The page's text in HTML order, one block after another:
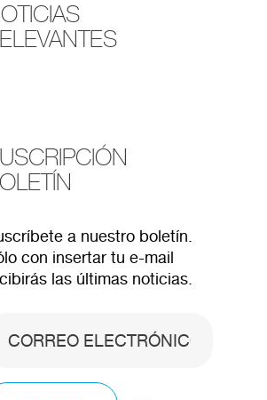
a nuestro boletín.
con insertar tu e-mail
las últimas noticias.